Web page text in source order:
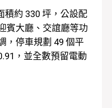
積約 330 坪，公設配
賓大廳、交誼廳等功
，停車規劃 49 個平
，並全數預留電動